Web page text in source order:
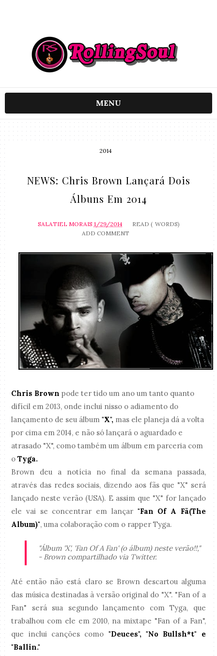
MENU
2014
NEWS: Chris Brown Lançará Dois
Álbuns Em 2014
SALATIEL MORAIS 1/29/2014 READ ( WORDS)
ADD COMMENT
Chris Brown pode ter tido um ano um tanto quanto
difícil em 2013, onde inclui nisso o adiamento do
lançamento de seu álbum"X", mas ele planeja dá a volta
por cima em 2014, e não só lançará o aguardado e
atrasado "X", como também um álbum em parceria com
oTyga.
Brown deu a notícia no final da semana passada,
através das redes sociais, dizendo aos fãs que "X" será
lançado neste verão (USA). E assim que "X" for lançado
ele vai se concentrar em lançar "Fan Of A Fã(The
Album)", uma colaboração com o rapper Tyga.
"Álbum 'X', 'Fan Of A Fan' (o álbum) neste verão!!,"
- Brown compartilhado via Twitter.
Até então não está claro se Brown descartou alguma
das música destinadas à versão original do "X". "Fan of a
Fan" será sua segundo lançamento com Tyga, que
trabalhou com ele em 2010, na mixtape "Fan of a Fan",
que inclui canções como "Deuces", "No Bullsh*t" e
"Ballin."